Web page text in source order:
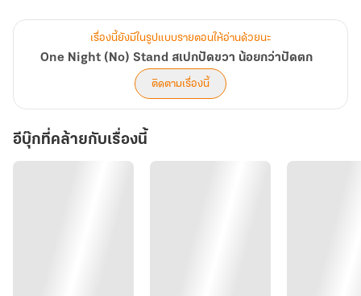
ปัด
ตก
เรื่องนี้ยังมีในรูปแบบรายตอนให้อ่านด้วยนะ
One Night (No) Stand สเปกปัดขวา น้อยกว่าปัดตก
ติดตามเรื่องนี้
อีบุ๊กที่คล้ายกับเรื่องนี้